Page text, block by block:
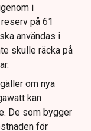
i
på 61
användas i
skulle räcka på
om nya
kan
De som bygger
för